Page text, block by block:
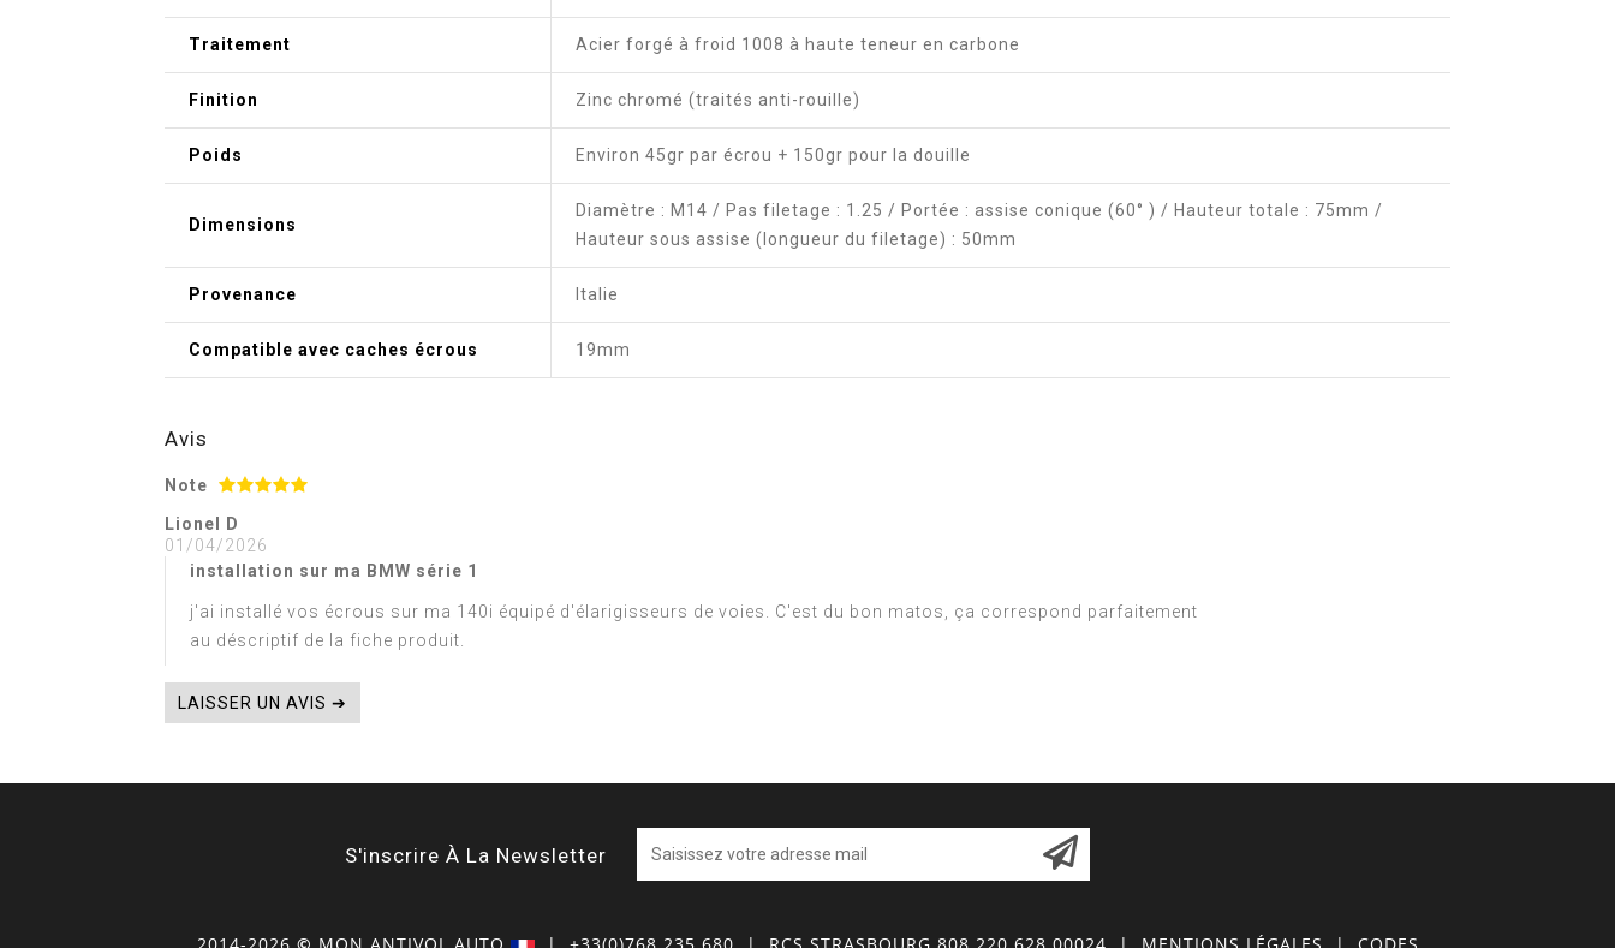
Traitement Acier forgé à froid 1008 à haute teneur en carbone
Finition Zinc chromé (traités anti-rouille)
Poids Environ 45gr par écrou + 150gr pour la douille
Dimensions
Diamètre : M14 / Pas filetage : 1.25 / Portée : assise conique (60° ) / Hauteur totale : 75mm /
Hauteur sous assise (longueur du filetage) : 50mm
Provenance Italie
Compatible avec caches écrous 19mm
Avis
Note
Lionel D
01/04/2026
installation sur ma BMW série 1
j'ai installé vos écrous sur ma 140i équipé d'élarigisseurs de voies. C'est du bon matos, ça correspond parfaitement
au déscriptif de la fiche produit.
LAISSER UN AVIS ➔
S'inscrire À La Newsletter
2014-2026 © MON ANTIVOL AUTO | +33(0)768 235 680 | RCS STRASBOURG 808 220 628 00024 | MENTIONS LÉGALES | CODES